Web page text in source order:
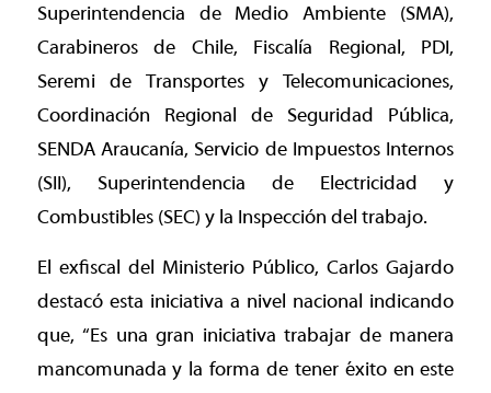
Superintendencia de Medio Ambiente (SMA),
Carabineros de Chile, Fiscalía Regional, PDI,
Seremi de Transportes y Telecomunicaciones,
Coordinación Regional de Seguridad Pública,
SENDA Araucanía, Servicio de Impuestos Internos
(SII), Superintendencia de Electricidad y
Combustibles (SEC) y la Inspección del trabajo.
El exfiscal del Ministerio Público, Carlos Gajardo
destacó esta iniciativa a nivel nacional indicando
que, “Es una gran iniciativa trabajar de manera
mancomunada y la forma de tener éxito en este